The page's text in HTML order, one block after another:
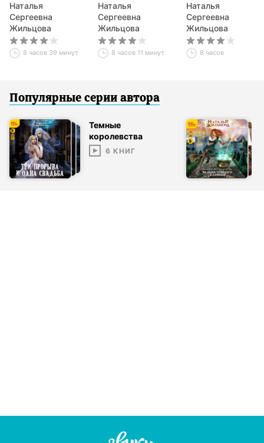
Ставка на ведьму
Наталья
Сергеевна
Жильцова
8 часов 39 минут
Наталья
Сергеевна
Жильцова
8 часов 11 минут
Наталья
Сергеевна
Жильцова
8 часов
Популярные серии автора
Темные
королевства
6 КНИГ